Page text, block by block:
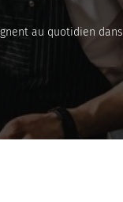
au quotidien dans